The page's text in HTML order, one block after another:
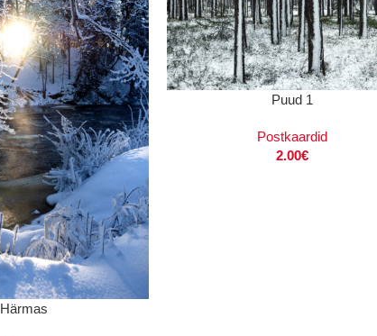
Härmas
Puud 1
Postkaardid
2.00€